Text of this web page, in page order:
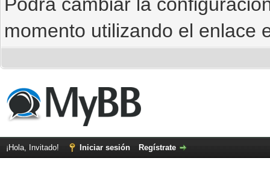
momento utilizando el enlace
¡Hola, Invitado! Iniciar sesión Regístrate